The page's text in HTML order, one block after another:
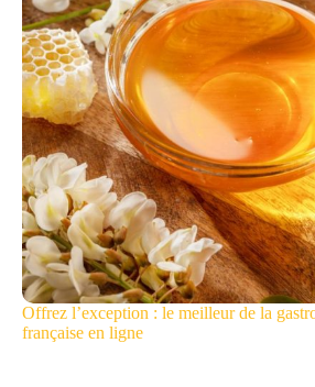
Offrez l’exception : le meilleur de la
française en ligne